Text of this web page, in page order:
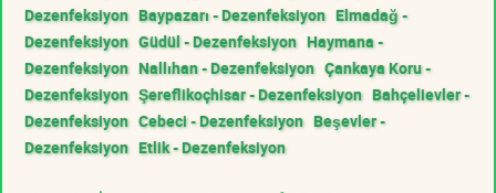
Dezenfeksiyon Baypazarı - Dezenfeksiyon Elmadağ -
Dezenfeksiyon Güdül - Dezenfeksiyon Haymana -
Dezenfeksiyon Nallıhan - Dezenfeksiyon Çankaya Koru -
Dezenfeksiyon Şereflikoçhisar - Dezenfeksiyon Bahçelievler -
Dezenfeksiyon Cebeci - Dezenfeksiyon Beşevler -
Dezenfeksiyon Etlik - Dezenfeksiyon